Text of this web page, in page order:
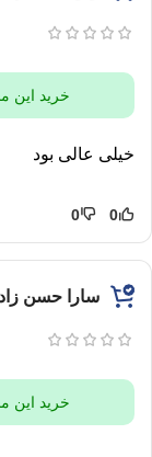
خرید این
خیلی عالی بود
0
0
سارا حسن
خرید این